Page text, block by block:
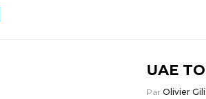
UAE
Par Olivier